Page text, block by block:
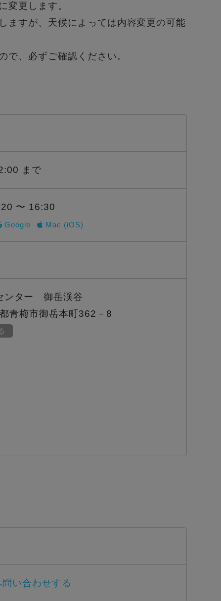
変更します。
ますが、天候によっては内容変更の可能
で、必ずご確認ください。
まで
〜 16:30
Google Mac (iOS)
ンター 御岳渓谷
青梅市御岳本町362－8
い合わせする